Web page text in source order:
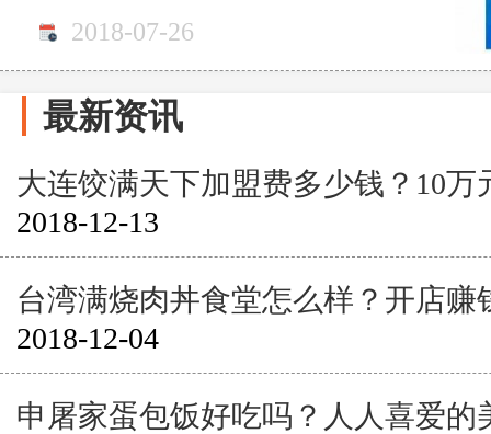
2018-07-26
最新资讯
大连饺满天下加盟费多少钱？10万
2018-12-13
台湾满烧肉丼食堂怎么样？开店赚
2018-12-04
申屠家蛋包饭好吃吗？人人喜爱的